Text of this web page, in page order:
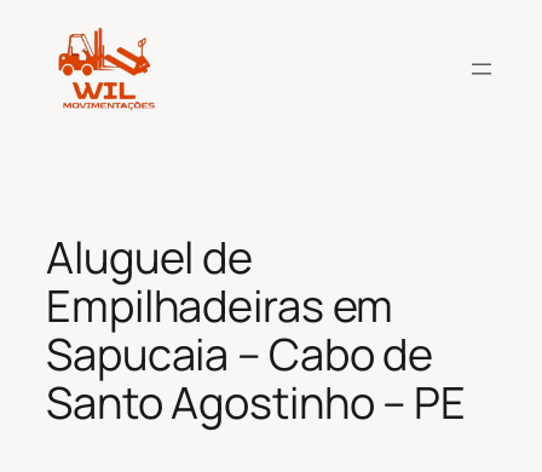
conteúdo
Aluguel de
Empilhadeiras em
Sapucaia – Cabo de
Santo Agostinho – PE